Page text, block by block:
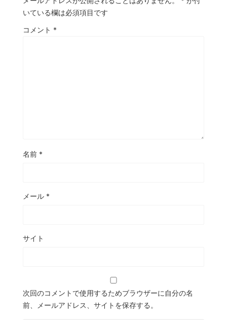
いている欄は必須項目です
コメント *
名前 *
メール *
サイト
次回のコメントで使用するためブラウザーに自分の名
前、メールアドレス、サイトを保存する。